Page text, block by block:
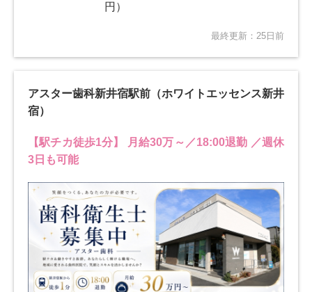
円）
最終更新：25日前
アスター歯科新井宿駅前（ホワイトエッセンス新井
宿）
【駅チカ徒歩1分】 月給30万～／18:00退勤 ／週休
3日も可能